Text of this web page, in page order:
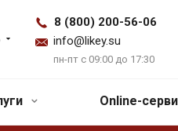
8 (800) 200-56-06
info@likey.su
пн-пт с 09:00 до 17:30
Online-